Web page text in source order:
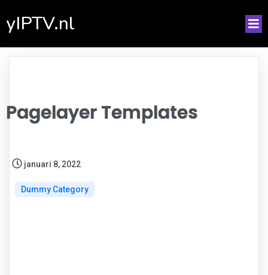
yIPTV.nl
Pagelayer Templates
januari 8, 2022
Dummy Category